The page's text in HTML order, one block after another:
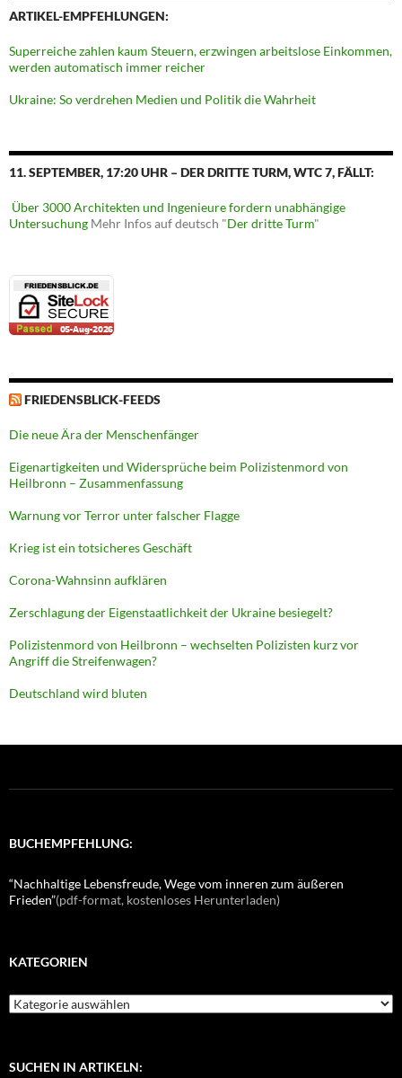
ARTIKEL-EMPFEHLUNGEN:
Superreiche zahlen kaum Steuern, erzwingen arbeitslose Einkommen,
werden automatisch immer reicher
Ukraine: So verdrehen Medien und Politik die Wahrheit
11. SEPTEMBER, 17:20 UHR – DER DRITTE TURM, WTC 7, FÄLLT:
Über 3000 Architekten und Ingenieure fordern unabhängige
Untersuchung Mehr Infos auf deutsch "Der dritte Turm"
FRIEDENSBLICK-FEEDS
Die neue Ära der Menschenfänger
Eigenartigkeiten und Widersprüche beim Polizistenmord von
Heilbronn – Zusammenfassung
Warnung vor Terror unter falscher Flagge
Krieg ist ein totsicheres Geschäft
Corona-Wahnsinn aufklären
Zerschlagung der Eigenstaatlichkeit der Ukraine besiegelt?
Polizistenmord von Heilbronn – wechselten Polizisten kurz vor
Angriff die Streifenwagen?
Deutschland wird bluten
BUCHEMPFEHLUNG:
“Nachhaltige Lebensfreude, Wege vom inneren zum äußeren
Frieden”(pdf-format, kostenloses Herunterladen)
KATEGORIEN
K
g
SUCHEN IN ARTIKELN: